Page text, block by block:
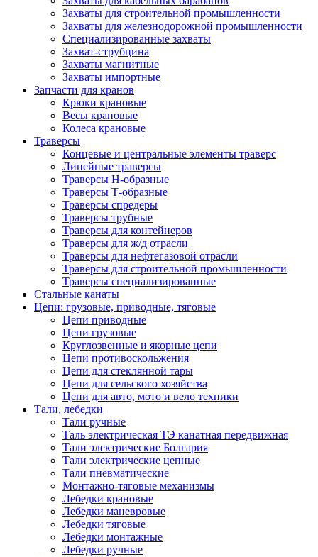
Захваты для строительной промышленности
Захваты для железнодорожной промышленности
Специализированные захваты
Захват-струбцина
Захваты магнитные
Захваты импортные
Запчасти для кранов
Крюки крановые
Весы крановые
Колеса крановые
Траверсы
Концевые и центральные элементы траверс
Линейные траверсы
Траверсы Н-образные
Траверсы Т-образные
Траверсы спредеры
Траверсы трубные
Траверсы для контейнеров
Траверсы для ж/д отрасли
Траверсы для нефтегазовой отрасли
Траверсы для строительной промышленности
Траверсы специализированные
Стальные канаты
Цепи: грузовые, приводные, тяговые
Цепи приводные
Цепи грузовые
Круглозвенные и якорные цепи
Цепи противоскольжения
Цепи для стеклянной тары
Цепи для сельского хозяйства
Цепи для авто, мото и вело техники
Тали, лебедки
Тали ручные
Таль электрическая ТЭ канатная передвижная
Тали электрические Болгария
Тали электрические цепные
Тали пневматические
Монтажно-тяговые механизмы
Лебедки крановые
Лебедки маневровые
Лебедки тяговые
Лебедки монтажные
Лебедки ручные